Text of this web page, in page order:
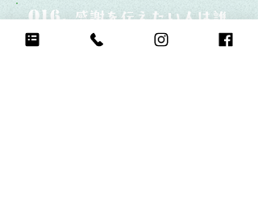
Q16. 感謝を伝えたい人は誰？
自分の周りにいる人にいつも見守